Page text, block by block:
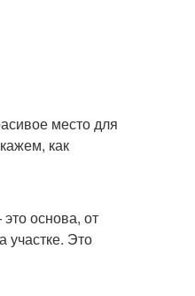
место для
как
основа, от
участке. Это